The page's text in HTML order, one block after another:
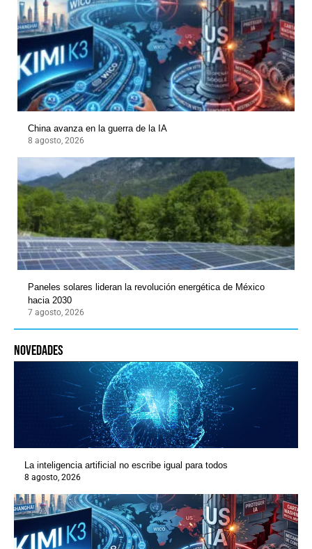
China avanza en la guerra de la IA
8 agosto, 2026
Paneles solares lideran la revolución energética de México
hacia 2030
7 agosto, 2026
novedades
La inteligencia artificial no escribe igual para todos
8 agosto, 2026